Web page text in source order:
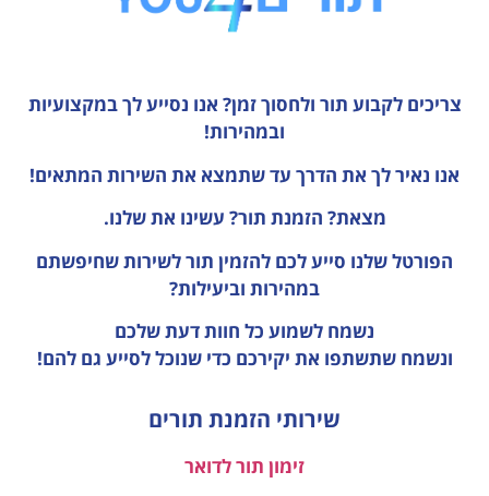
צריכים לקבוע תור ולחסוך זמן? אנו נסייע לך במקצועיות
ובמהירות!
אנו נאיר לך את הדרך עד שתמצא את השירות המתאים!
מצאת? הזמנת תור? עשינו את שלנו.
הפורטל שלנו סייע לכם להזמין תור לשירות שחיפשתם
במהירות וביעילות?
נשמח לשמוע כל חוות דעתשלכם
ונשמח שתשתפו את יקירכם כדי שנוכל לסייע גם להם!
שירותי הזמנת תורים
זימון תור לדואר